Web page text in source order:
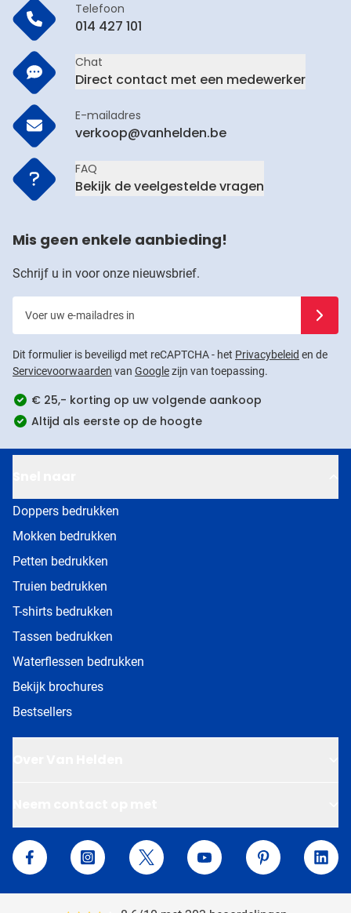
Telefoon
014 427 101
Chat
Direct contact met een medewerker
E-mailadres
verkoop@vanhelden.be
FAQ
Bekijk de veelgestelde vragen
Mis geen enkele aanbieding!
Schrijf u in voor onze nieuwsbrief.
Dit formulier is beveiligd met reCAPTCHA - het Privacybeleid en de
Servicevoorwaarden van Googlezijn van toepassing.
€ 25,- korting op uw volgende aankoop
Altijd als eerste op de hoogte
Doppers bedrukken
Mokken bedrukken
Petten bedrukken
Truien bedrukken
T-shirts bedrukken
Tassen bedrukken
Waterflessen bedrukken
Bekijk brochures
Bestsellers
Van Helden Relatiegeschenken
Facebook InstagramTwitter YouTube Pinterest